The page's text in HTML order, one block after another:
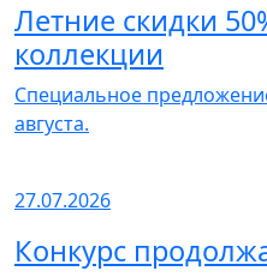
Летние скидки
коллекции
Специальное
августа.
27.07.2026
Конкурс